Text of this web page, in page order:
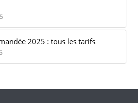
2025 : tous les tarifs